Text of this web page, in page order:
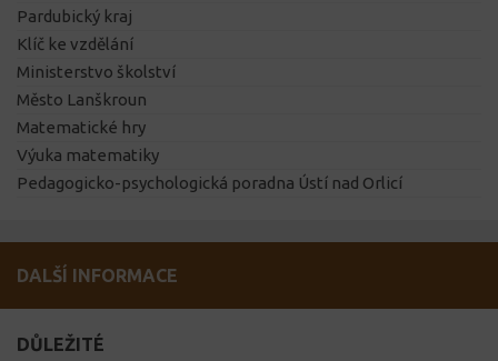
Pardubický kraj
Klíč ke vzdělání
Ministerstvo školství
Město Lanškroun
Matematické hry
Výuka matematiky
Pedagogicko-psychologická poradna Ústí nad Orlicí
DALŠÍ INFORMACE
DŮLEŽITÉ